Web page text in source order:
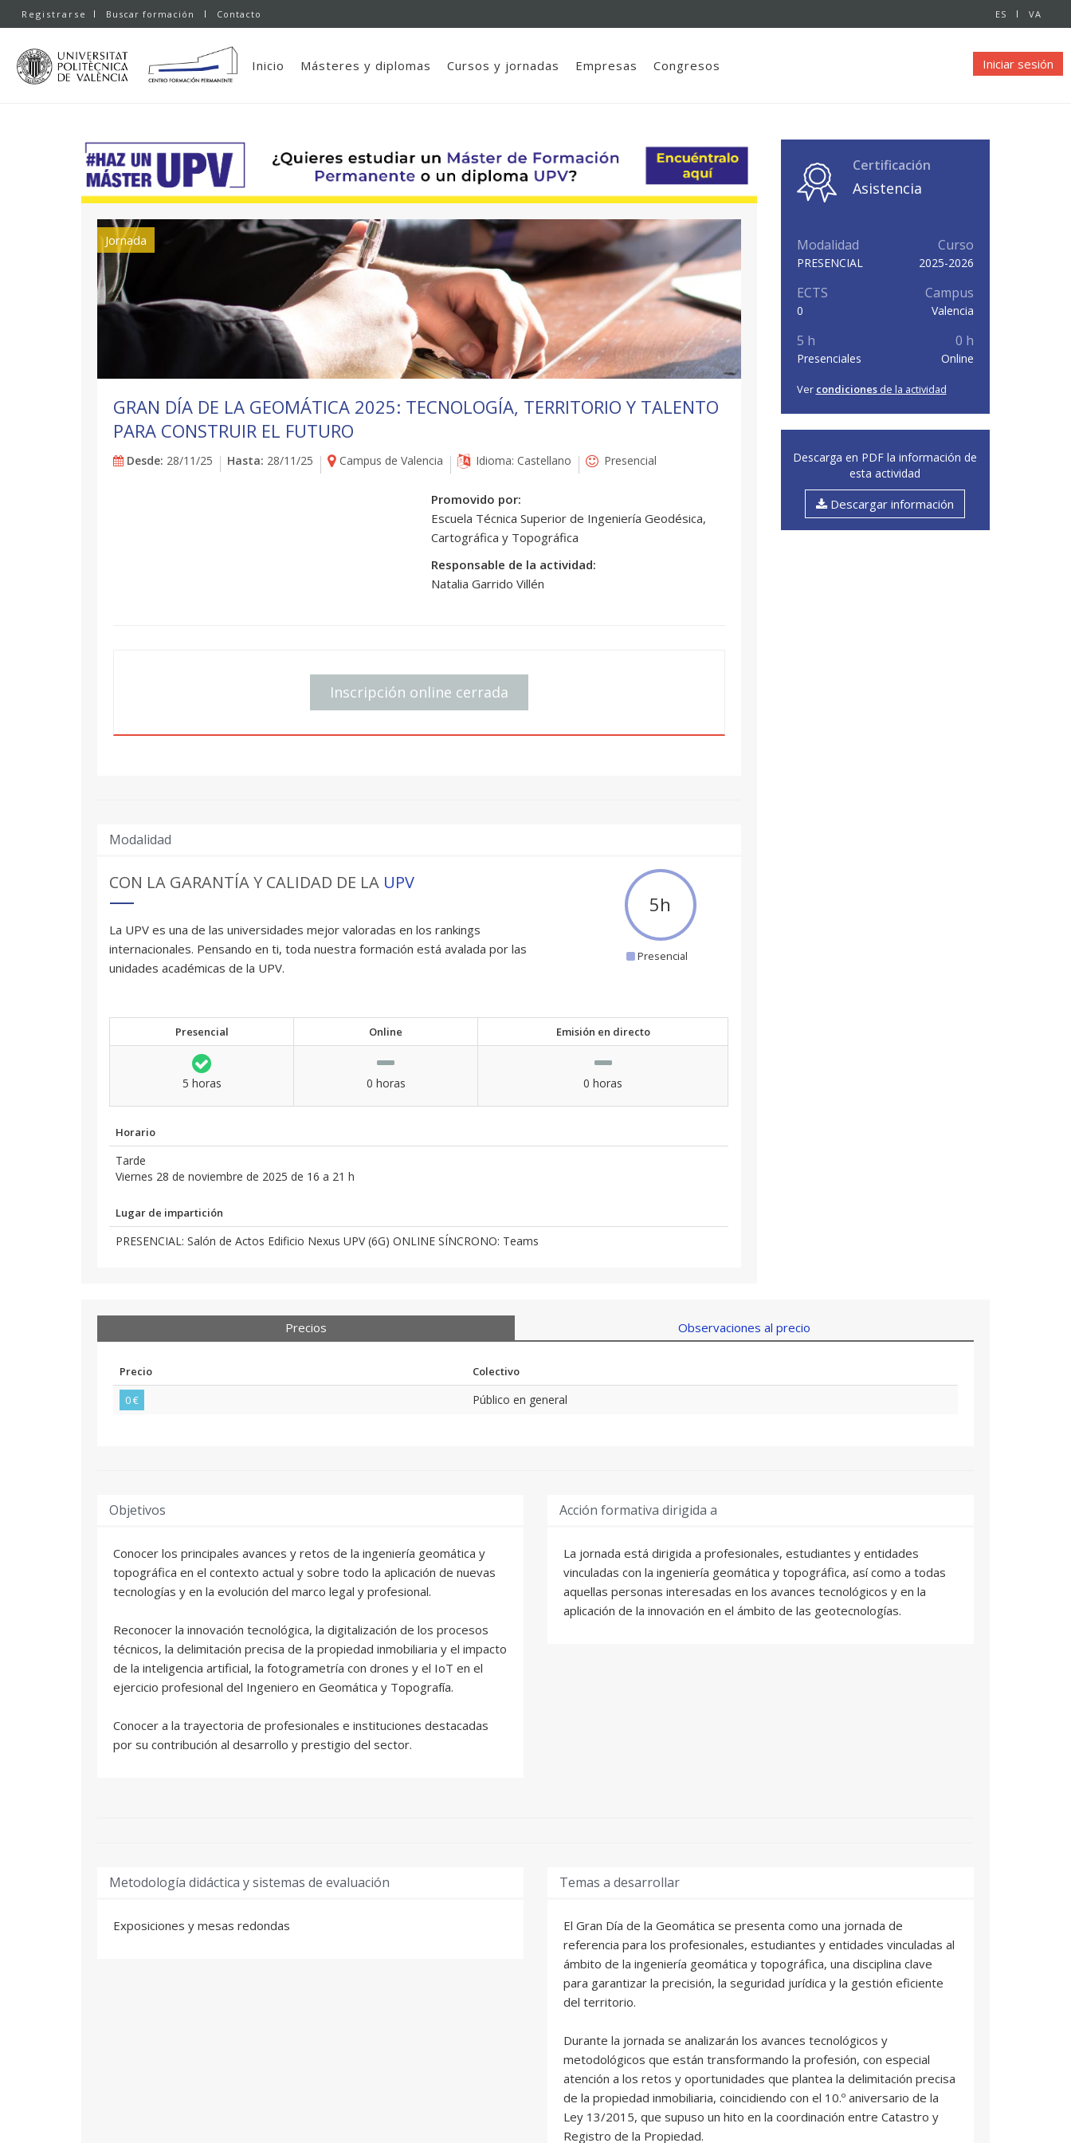
Registrarse Buscar formación Contacto ES VA
Iniciar sesión
Inicio Másteres y diplomas Cursos y jornadas Empresas Congresos
Jornada
GRAN DÍA DE LA GEOMÁTICA 2025: TECNOLOGÍA, TERRITORIO Y TALENTO
PARA CONSTRUIR EL FUTURO
Desde: 28/11/25 Hasta: 28/11/25 Campus de Valencia Idioma: Castellano Presencial
Promovido por:
Escuela Técnica Superior de Ingeniería Geodésica,
Cartográfica y Topográfica
Responsable de la actividad:
Natalia Garrido Villén
Inscripción online cerrada
Modalidad
CON LA GARANTÍA Y CALIDAD DE LA UPV
La UPV es una de las universidades mejor valoradas en los rankings
internacionales. Pensando en ti, toda nuestra formación está avalada por las
unidades académicas de la UPV.
5h
Presencial
Presencial Online Emisión en directo
5 horas 0 horas 0 horas
Horario
Tarde
Viernes 28 de noviembre de 2025 de 16 a 21 h
Lugar de impartición
PRESENCIAL: Salón de Actos Edificio Nexus UPV (6G) ONLINE SÍNCRONO: Teams
Certificación
Asistencia
Modalidad
PRESENCIAL
Curso
2025-2026
ECTS
0
Campus
Valencia
5 h
Presenciales
0 h
Online
Ver condicionesde la actividad
Descarga en PDF la información de
esta actividad
Descargar información
Precios Observaciones al precio
Precio
Colectivo
0 €
Público en general
Objetivos
Conocer los principales avances y retos de la ingeniería geomática y
topográfica en el contexto actual y sobre todo la aplicación de nuevas
tecnologías y en la evolución del marco legal y profesional.
Reconocer la innovación tecnológica, la digitalización de los procesos
técnicos, la delimitación precisa de la propiedad inmobiliaria y el impacto
de la inteligencia artificial, la fotogrametría con drones y el IoT en el
ejercicio profesional del Ingeniero en Geomática y Topografía.
Conocer a la trayectoria de profesionales e instituciones destacadas
por su contribución al desarrollo y prestigio del sector.
Acción formativa dirigida a
La jornada está dirigida a profesionales, estudiantes y entidades
vinculadas con la ingeniería geomática y topográfica, así como a todas
aquellas personas interesadas en los avances tecnológicos y en la
aplicación de la innovación en el ámbito de las geotecnologías.
Metodología didáctica y sistemas de evaluación
Exposiciones y mesas redondas
Temas a desarrollar
El Gran Día de la Geomática se presenta como una jornada de
referencia para los profesionales, estudiantes y entidades vinculadas al
ámbito de la ingeniería geomática y topográfica, una disciplina clave
para garantizar la precisión, la seguridad jurídica y la gestión eficiente
del territorio.
Durante la jornada se analizarán los avances tecnológicos y
metodológicos que están transformando la profesión, con especial
atención a los retos y oportunidades que plantea la delimitación precisa
de la propiedad inmobiliaria, coincidiendo con el 10.º aniversario de la
Ley 13/2015, que supuso un hito en la coordinación entre Catastro y
Registro de la Propiedad.